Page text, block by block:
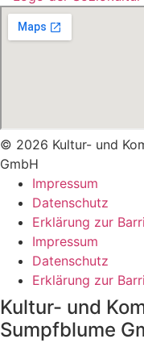
© 2026 Kultur- und
GmbH
Impressum
Datenschutz
Erklärung zur
Impressum
Datenschutz
Erklärung zur
Kultur- und
Sumpfblume